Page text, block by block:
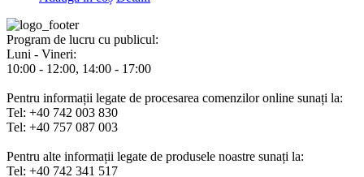
Program de lucru cu publicul:
Luni - Vineri:
10:00 - 12:00, 14:00 - 17:00
Pentru informații legate de procesarea comenzilor online sunați la:
Tel: +40 742 003 830
Tel: +40 757 087 003
Pentru alte informații legate de produsele noastre sunați la:
Tel: +40 742 341 517